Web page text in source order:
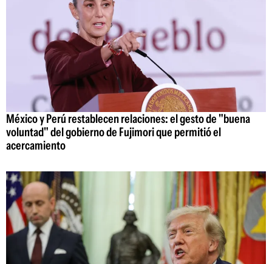
México y Perú restablecen relaciones: el gesto de "buena
voluntad" del gobierno de Fujimori que permitió el
acercamiento